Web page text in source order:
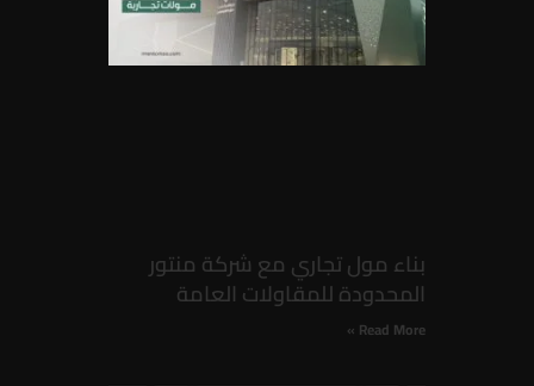
بناء مول تجاري مع شركة منتور
المحدودة للمقاولات العامة
Read More »